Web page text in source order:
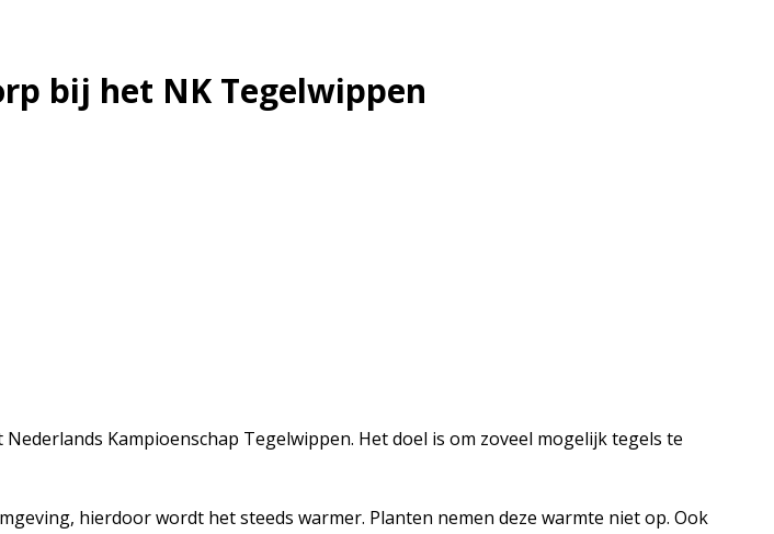
bij het NK Tegelwippen
Kampioenschap Tegelwippen. Het doel is om zoveel mogelijk tegels te
hierdoor wordt het steeds warmer. Planten nemen deze warmte niet op. Ook